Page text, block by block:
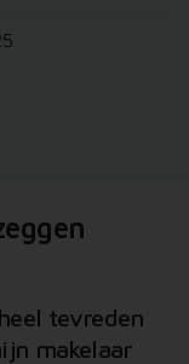
tevreden
makelaar